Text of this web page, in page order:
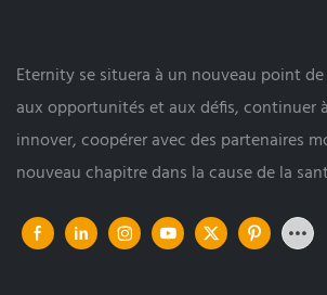
Eternity se situera à un nouveau point
aux opportunités et aux défis, continuer
innover, coopérer avec des partenaires
nouveau chapitre dans la cause de la